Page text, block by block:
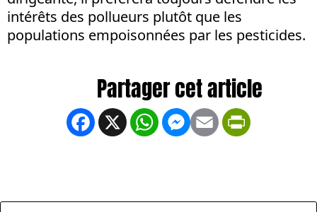
intérêts des pollueurs plutôt que les
populations empoisonnées par les pesticides.
Facebook
X WhatsApp
Messenger
Email